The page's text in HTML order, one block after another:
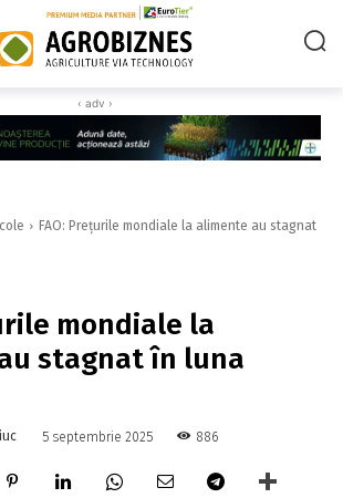
‹ adv ›
FAO: Preţurile mondiale la alimente au stagnat
mondiale la
stagnat în luna
5 septembrie 2025 886